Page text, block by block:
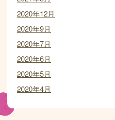
2020年12月
2020年9月
2020年7月
2020年6月
2020年5月
2020年4月